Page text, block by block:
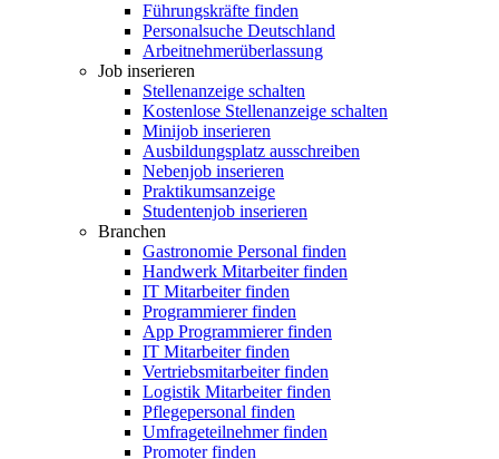
Führungskräfte finden
Personalsuche Deutschland
Arbeitnehmerüberlassung
Job inserieren
Stellenanzeige schalten
Kostenlose Stellenanzeige schalten
Minijob inserieren
Ausbildungsplatz ausschreiben
Nebenjob inserieren
Praktikumsanzeige
Studentenjob inserieren
Branchen
Gastronomie Personal finden
Handwerk Mitarbeiter finden
IT Mitarbeiter finden
Programmierer finden
App Programmierer finden
IT Mitarbeiter finden
Vertriebsmitarbeiter finden
Logistik Mitarbeiter finden
Pflegepersonal finden
Umfrageteilnehmer finden
Promoter finden